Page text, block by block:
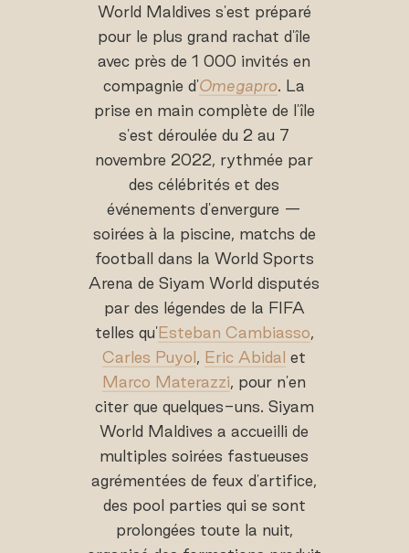
World Maldives s'est préparé
pour le plus grand rachat d'île
avec près de 1 000 invités en
compagnie d'Omegapro. La
prise en main complète de l'île
s'est déroulée du 2 au 7
novembre 2022, rythmée par
des célébrités et des
événements d'envergure —
soirées à la piscine, matchs de
football dans la World Sports
Arena de Siyam World disputés
par des légendes de la FIFA
telles qu'Esteban Cambiasso,
Carles Puyol, Eric Abidal et
Marco Materazzi, pour n'en
citer que quelques-uns. Siyam
World Maldives a accueilli de
multiples soirées fastueuses
agrémentées de feux d'artifice,
des pool parties qui se sont
prolongées toute la nuit,